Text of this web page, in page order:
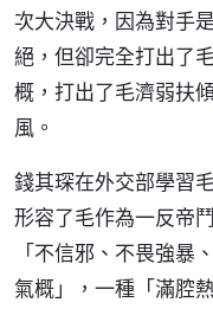
次大決戰，因為對手
絕，但卻完全打出了
概，打出了毛濟弱扶
風。
錢其琛在外交部學習
形容了毛作為一反帝
「不信邪、不畏強暴
氣概」，一種「滿腔